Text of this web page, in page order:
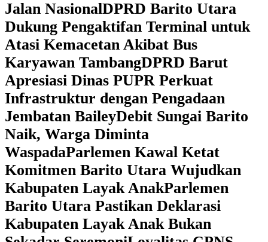
Jalan NasionalDPRD Barito Utara
Dukung Pengaktifan Terminal untuk
Atasi Kemacetan Akibat Bus
Karyawan TambangDPRD Barut
Apresiasi Dinas PUPR Perkuat
Infrastruktur dengan Pengadaan
Jembatan BaileyDebit Sungai Barito
Naik, Warga Diminta
WaspadaParlemen Kawal Ketat
Komitmen Barito Utara Wujudkan
Kabupaten Layak AnakParlemen
Barito Utara Pastikan Deklarasi
Kabupaten Layak Anak Bukan